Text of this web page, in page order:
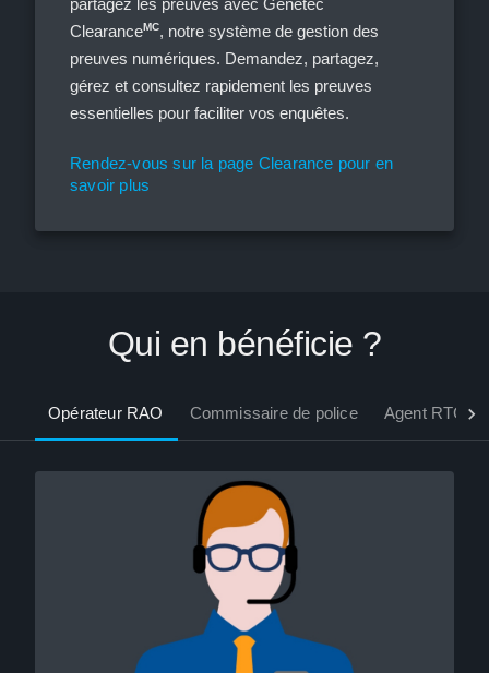
partagez les preuves avec Genetec
ClearanceMC, notre système de gestion des
preuves numériques. Demandez, partagez,
gérez et consultez rapidement les preuves
essentielles pour faciliter vos enquêtes.
Rendez-vous sur la page Clearance pour en
savoir plus
Qui en bénéficie ?
Opérateur RAO Commissaire de police Agent RTCC